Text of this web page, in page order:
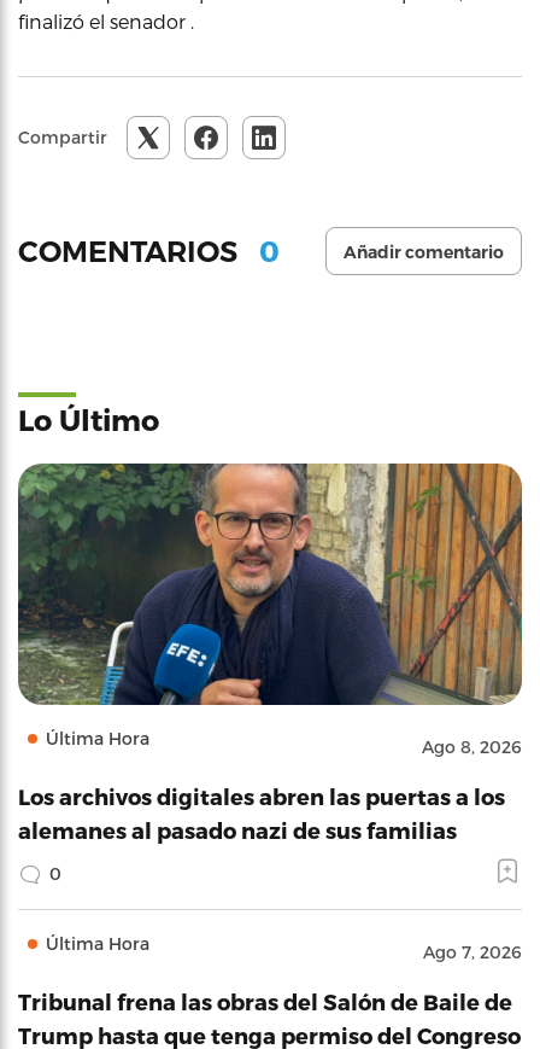
finalizó el senador .
Compartir
COMENTARIOS 0 Añadir comentario
Lo Último
Última Hora Ago 8, 2026
Los archivos digitales abren las puertas a los
alemanes al pasado nazi de sus familias
0
Última Hora Ago 7, 2026
Tribunal frena las obras del Salón de Baile de
Trump hasta que tenga permiso del Congreso